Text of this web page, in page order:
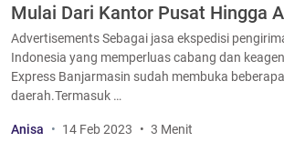
Mulai Dari Kantor Pusat Hingga
Advertisements Sebagai jasa ekspedisi
Indonesia yang memperluas cabang dan
Express Banjarmasin sudah membuka
daerah.Termasuk …
Anisa 14 Feb 2023 3 Menit